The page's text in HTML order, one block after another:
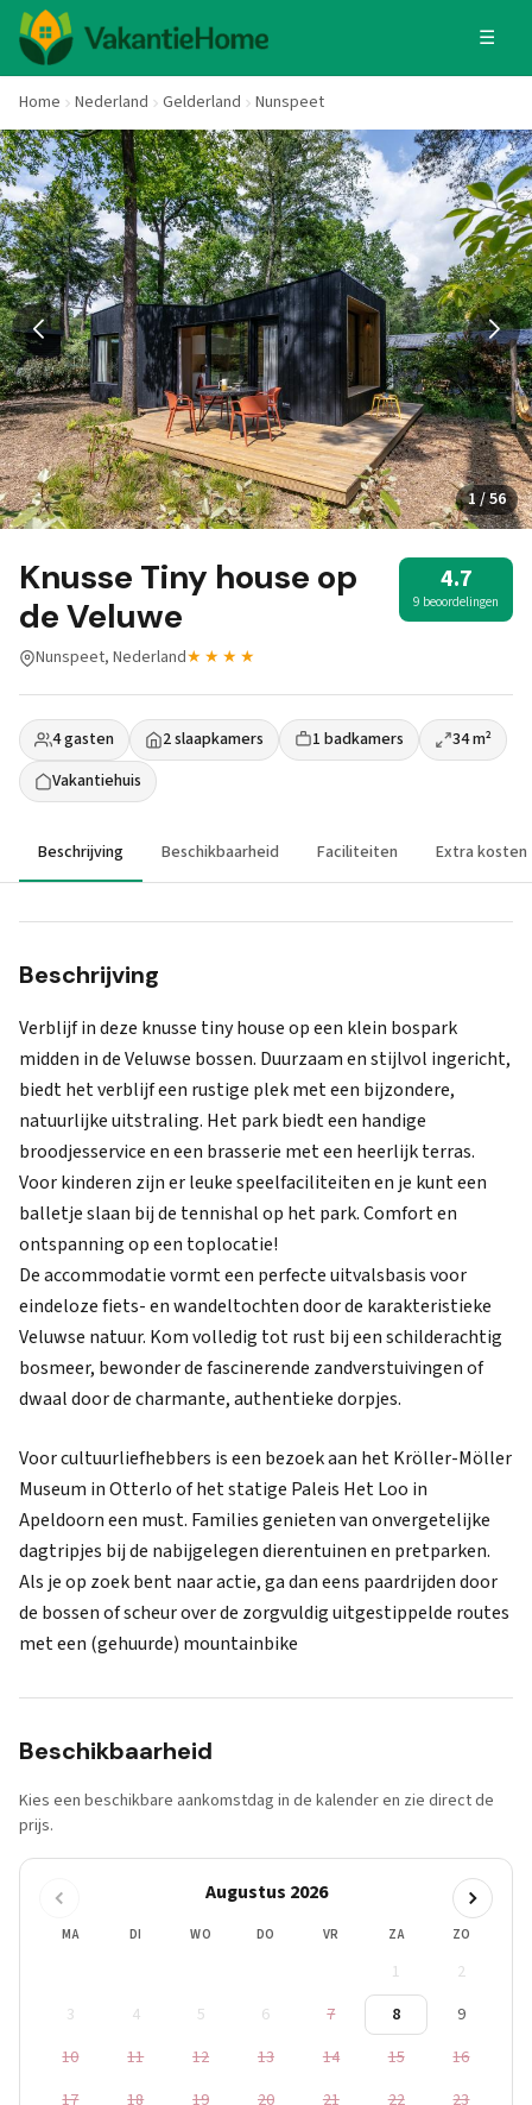
☰
Home Nederland Gelderland Nunspeet
1 / 56
Knusse Tiny house op
de Veluwe
4.7
9 beoordelingen
Nunspeet, Nederland★★★★
4 gasten 2 slaapkamers 1 badkamers
34 m²
Vakantiehuis
Beschrijving Beschikbaarheid Faciliteiten Extra kosten
Beschrijving
Verblijf in deze knusse tiny house op een klein bospark
midden in de Veluwse bossen. Duurzaam en stijlvol ingericht,
biedt het verblijf een rustige plek met een bijzondere,
natuurlijke uitstraling. Het park biedt een handige
broodjesservice en een brasserie met een heerlijk terras.
Voor kinderen zijn er leuke speelfaciliteiten en je kunt een
balletje slaan bij de tennishal op het park. Comfort en
ontspanning op een toplocatie!
De accommodatie vormt een perfecte uitvalsbasis voor
eindeloze fiets- en wandeltochten door de karakteristieke
Veluwse natuur. Kom volledig tot rust bij een schilderachtig
bosmeer, bewonder de fascinerende zandverstuivingen of
dwaal door de charmante, authentieke dorpjes.
Voor cultuurliefhebbers is een bezoek aan het Kröller-Möller
Museum in Otterlo of het statige Paleis Het Loo in
Apeldoorn een must. Families genieten van onvergetelijke
dagtripjes bij de nabijgelegen dierentuinen en pretparken.
Als je op zoek bent naar actie, ga dan eens paardrijden door
de bossen of scheur over de zorgvuldig uitgestippelde routes
met een (gehuurde) mountainbike
Beschikbaarheid
Kies een beschikbare aankomstdag in de kalender en zie direct de
prijs.
Augustus 2026
MA DI WO DO VR ZA ZO
1
2
3
4 5 6 7 8
9
10
11 12 13 14 15
16
17
18 19 20 21 22
23